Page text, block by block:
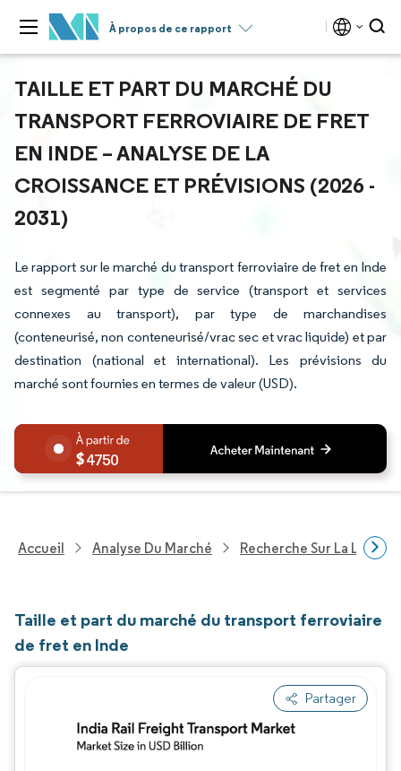
À propos de ce rapport
TAILLE ET PART DU MARCHÉ DU
TRANSPORT FERROVIAIRE DE FRET
EN INDE – ANALYSE DE LA
CROISSANCE ET PRÉVISIONS (2026 -
2031)
Le rapport sur le marché du transport ferroviaire de fret en Inde
est segmenté par type de service (transport et services
connexes au transport), par type de marchandises
(conteneurisé, non conteneurisé/vrac sec et vrac liquide) et par
destination (national et international). Les prévisions du
marché sont fournies en termes de valeur (USD).
4750
Accueil Analyse Du Marché Recherche Sur La
Taille et part du marché du transport ferroviaire
de fret en Inde
Partager